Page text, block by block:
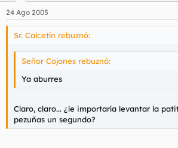
24 Ago 2005
Sr. Calcetín rebuznó:
Señor Cojones rebuznó:
Ya aburres
Claro, claro... ¿le importaría levantar la
pezuñas un segundo?